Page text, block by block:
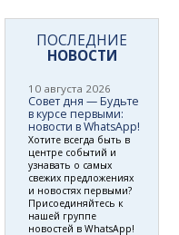
ПОСЛЕДНИЕ
НОВОСТИ
10 августа 2026
Совет дня — Будьте
в курсе первыми:
новости в WhatsApp!
Хотите всегда быть в
центре событий и
узнавать о самых
свежих предложениях
и новостях первыми?
Присоединяйтесь к
нашей группе
новостей в WhatsApp!